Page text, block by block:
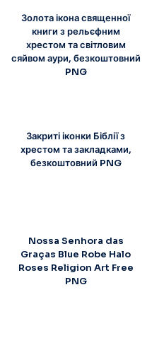
Золота ікона священної
книги з рельєфним
хрестом та світловим
сяйвом аури, безкоштовний
PNG
Закриті іконки Біблії з
хрестом та закладками,
безкоштовний PNG
Nossa Senhora das
Graças Blue Robe Halo
Roses Religion Art Free
PNG